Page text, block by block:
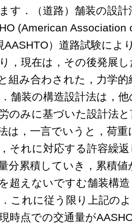
す．（道路）舗装の設
(American Association
AASHTO）道路試験によ
，現在は，その後発展
組み合わされた，力学
舗装の構造設計法は，
のみに基づいた設計法
は，一言でいうと，荷
それに対応する許容繰
分累積していき，累積
超えないですむ舗装構
これに従う限り上記の
時点での交通量が